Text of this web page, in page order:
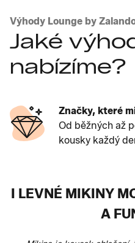
Výhody Lounge by
Jaké
nabízíme?
Značky, které
Od běžných až
kousky každý
I LEVNÉ MIKINY
A